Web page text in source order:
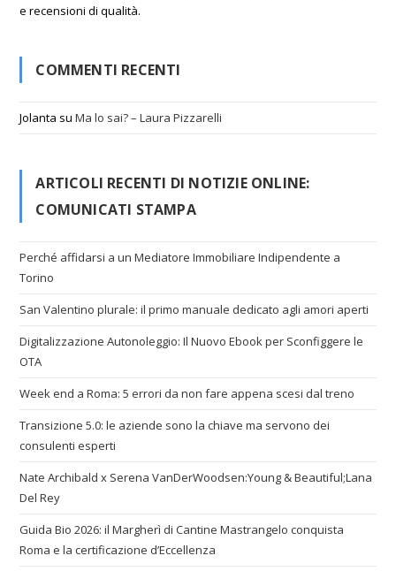
e recensioni di qualità.
COMMENTI RECENTI
Jolanta suMa lo sai? – Laura Pizzarelli
ARTICOLI RECENTI DI NOTIZIE ONLINE:
COMUNICATI STAMPA
Perché affidarsi a un Mediatore Immobiliare Indipendente a
Torino
San Valentino plurale: il primo manuale dedicato agli amori aperti
Digitalizzazione Autonoleggio: Il Nuovo Ebook per Sconfiggere le
OTA
Week end a Roma: 5 errori da non fare appena scesi dal treno
Transizione 5.0: le aziende sono la chiave ma servono dei
consulenti esperti
Nate Archibald x Serena VanDerWoodsen:Young & Beautiful;Lana
Del Rey
Guida Bio 2026: il Margherì di Cantine Mastrangelo conquista
Roma e la certificazione d’Eccellenza